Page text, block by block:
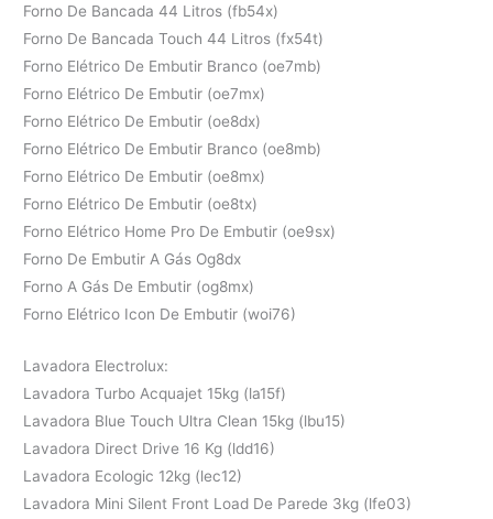
Forno De Bancada 44 Litros (fb54x)
Forno De Bancada Touch 44 Litros (fx54t)
Forno Elétrico De Embutir Branco (oe7mb)
Forno Elétrico De Embutir (oe7mx)
Forno Elétrico De Embutir (oe8dx)
Forno Elétrico De Embutir Branco (oe8mb)
Forno Elétrico De Embutir (oe8mx)
Forno Elétrico De Embutir (oe8tx)
Forno Elétrico Home Pro De Embutir (oe9sx)
Forno De Embutir A Gás Og8dx
Forno A Gás De Embutir (og8mx)
Forno Elétrico Icon De Embutir (woi76)
Lavadora Electrolux:
Lavadora Turbo Acquajet 15kg (la15f)
Lavadora Blue Touch Ultra Clean 15kg (lbu15)
Lavadora Direct Drive 16 Kg (ldd16)
Lavadora Ecologic 12kg (lec12)
Lavadora Mini Silent Front Load De Parede 3kg (lfe03)